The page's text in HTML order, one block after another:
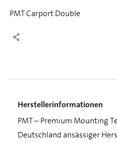
PMT Carport Double
Herstellerinformationen
PMT – Premium Mounting
Deutschland ansässiger